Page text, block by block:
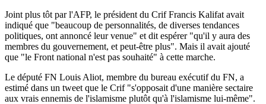
Joint plus tôt par l'AFP, le président du Crif Francis Kalifat avait
indiqué que "beaucoup de personnalités, de diverses tendances
politiques, ont annoncé leur venue" et dit espérer "qu'il y aura des
membres du gouvernement, et peut-être plus". Mais il avait ajouté
que "le Front national n'est pas souhaité" à cette marche.
Le député FN Louis Aliot, membre du bureau exécutif du FN, a
estimé dans un tweet que le Crif "s'opposait d'une manière sectaire
aux vrais ennemis de l'islamisme plutôt qu'à l'islamisme lui-même".